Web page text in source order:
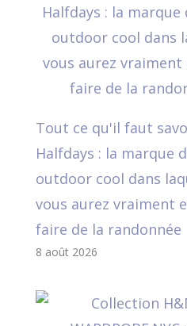
Tout ce qu'il faut
Halfdays : la marque
outdoor cool dans
vous aurez vraiment
faire de la randonnée
8 août 2026